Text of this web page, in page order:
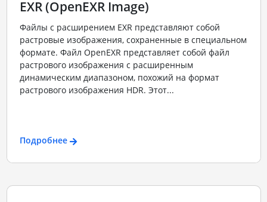
EXR (OpenEXR Image)
Файлы с расширением EXR представляют собой
растровые изображения, сохраненные в специальном
формате. Файл OpenEXR представляет собой файл
растрового изображения с расширенным
динамическим диапазоном, похожий на формат
растрового изображения HDR. Этот...
Подробнее